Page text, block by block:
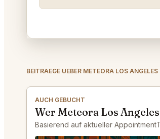
BEITRAEGE UEBER METEORA LOS ANGELES
AUCH GEBUCHT
Wer Meteora Los
Basierend auf aktueller